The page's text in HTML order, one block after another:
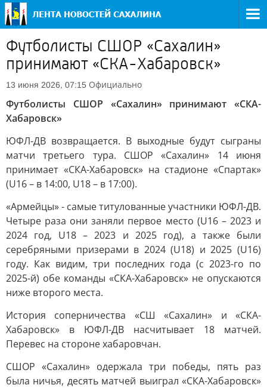
Футболисты СШОР «Сахалин»
принимают «СКА-Хабаровск»
13 июня 2026, 07:15 Официально
Футболисты СШОР «Сахалин» принимают «СКА-
Хабаровск»
ЮФЛ-ДВ возвращается. В выходные будут сыграны
матчи третьего тура. СШОР «Сахалин» 14 июня
принимает «СКА-Хабаровск» на стадионе «Спартак»
(U16 – в 14:00, U18 – в 17:00).
«Армейцы» - самые титулованные участники ЮФЛ-ДВ.
Четыре раза они заняли первое место (U16 – 2023 и
2024 год, U18 – 2023 и 2025 год), а также были
серебряными призерами в 2024 (U18) и 2025 (U16)
году. Как видим, три последних года (с 2023-го по
2025-й) обе команды «СКА-Хабаровск» не опускаются
ниже второго места.
История соперничества «СШ «Сахалин» и «СКА-
Хабаровск» в ЮФЛ-ДВ насчитывает 18 матчей.
Перевес на стороне хабаровчан.
СШОР «Сахалин» одержала три победы, пять раз
была ничья, десять матчей выиграл «СКА-Хабаровск»